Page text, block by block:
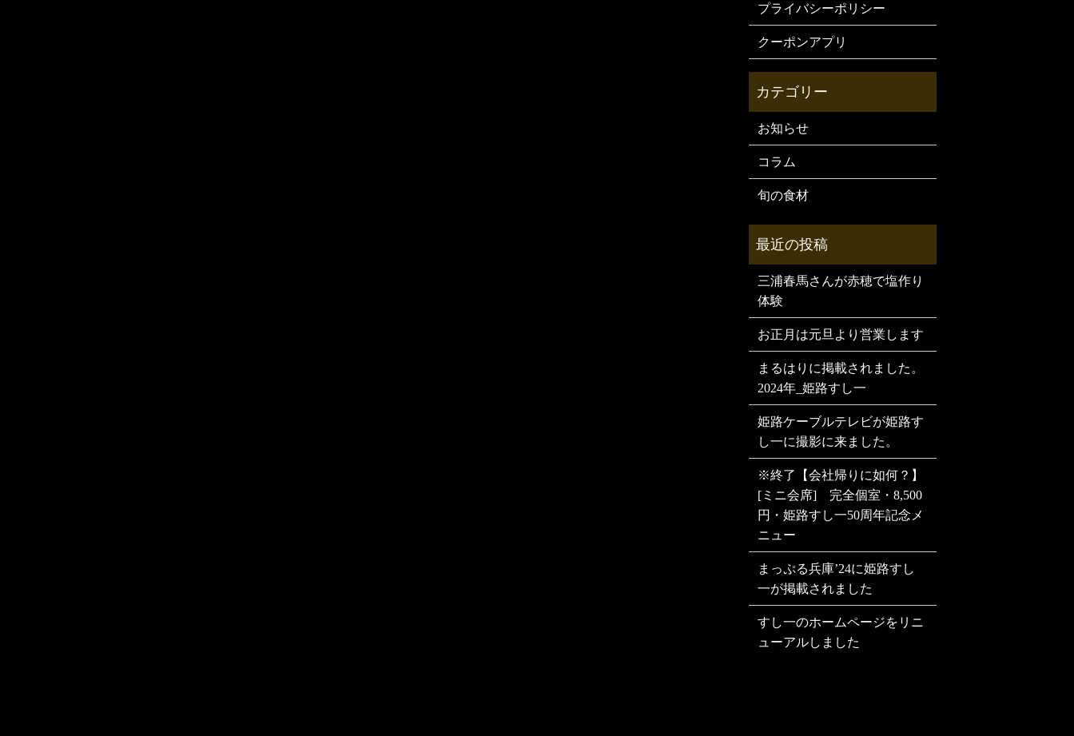
プライバシーポリシー
クーポンアプリ
お知らせ
コラム
旬の食材
三浦春馬さんが赤穂で塩作り
体験
お正月は元旦より営業します
まるはりに掲載されました。
2024年_姫路すし一
姫路ケーブルテレビが姫路す
し一に撮影に来ました。
※終了【会社帰りに如何？】
[ミニ会席] 完全個室・8,500
円・姫路すし一50周年記念メ
ニュー
まっぷる兵庫’24に姫路すし
一が掲載されました
すし一のホームページをリニ
ューアルしました